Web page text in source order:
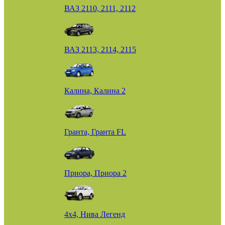
ВАЗ 2110, 2111, 2112
ВАЗ 2113, 2114, 2115
Калина, Калина 2
Гранта, Гранта FL
Приора, Приора 2
4х4, Нива Легенд